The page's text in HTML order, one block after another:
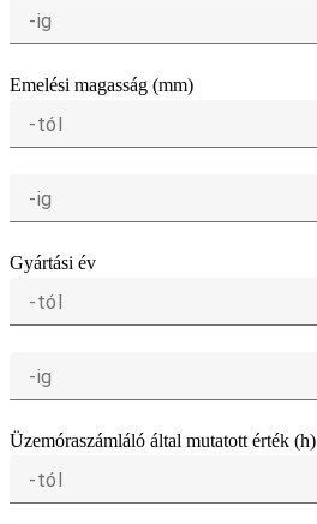
-ig
Emelési magasság (mm)
-tól
-ig
Gyártási év
-tól
-ig
Üzemóraszámláló által mutatott érték (h)
-tól